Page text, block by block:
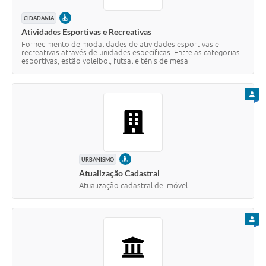
CIDADANIA PRESENCIAL
Atividades Esportivas e Recreativas
Fornecimento de modalidades de atividades esportivas e
recreativas através de unidades específicas. Entre as categorias
esportivas, estão voleibol, futsal e tênis de mesa
URBANISMO PRESENCIAL
Atualização Cadastral
Atualização cadastral de imóvel